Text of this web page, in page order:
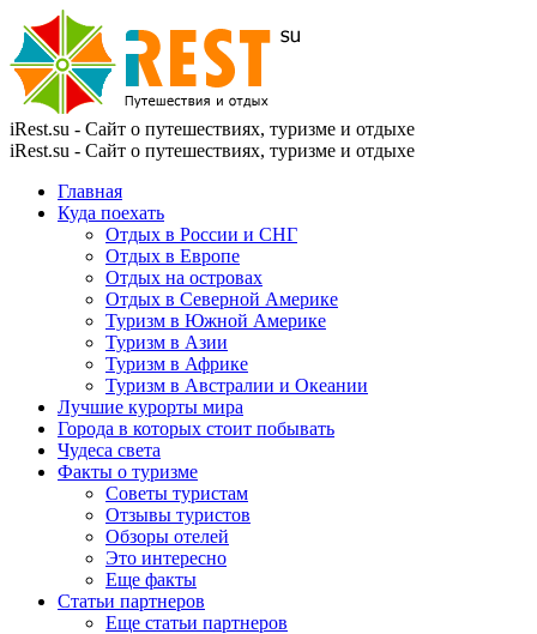
iRest.su - Сайт о путешествиях, туризме и отдыхе
iRest.su - Сайт о путешествиях, туризме и отдыхе
Главная
Куда поехать
Отдых в России и СНГ
Отдых в Европе
Отдых на островах
Отдых в Северной Америке
Туризм в Южной Америке
Туризм в Азии
Туризм в Африке
Туризм в Австралии и Океании
Лучшие курорты мира
Города в которых стоит побывать
Чудеса света
Факты о туризме
Советы туристам
Отзывы туристов
Обзоры отелей
Это интересно
Еще факты
Статьи партнеров
Еще статьи партнеров